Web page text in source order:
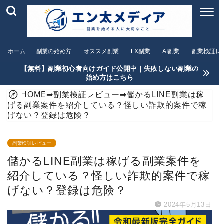
ホーム 副業の始め方 オススメ副業 FX副業 AI副業 副業検証
【無料】副業初心者向けガイド公開中｜失敗しない副業の
始め方はこちら
HOME➡副業検証レビュー➡儲かるLINE副業は稼
げる副業案件を紹介している？怪しい詐欺的案件で稼
げない？登録は危険？
副業検証レビュー
儲かるLINE副業は稼げる副業案件を
紹介している？怪しい詐欺的案件で稼
げない？登録は危険？
2024年5月13日